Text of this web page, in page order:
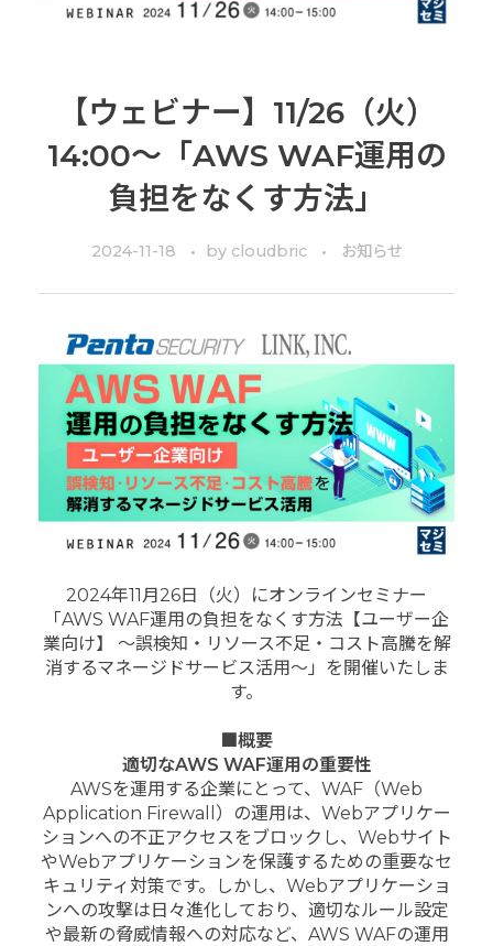
【ウェビナー】11/26（火）
14:00～「AWS WAF運用の
負担をなくす方法」
2024-11-18 by cloudbric お知らせ
2024年11月26日（火）にオンラインセミナー
「AWS WAF運用の負担をなくす方法【ユーザー企
業向け】 〜誤検知・リソース不足・コスト高騰を解
消するマネージドサービス活用〜」を開催いたしま
す。
■概要
適切なAWS WAF運用の重要性
AWSを運用する企業にとって、WAF（Web
Application Firewall）の運用は、Webアプリケー
ションへの不正アクセスをブロックし、Webサイト
やWebアプリケーションを保護するための重要なセ
キュリティ対策です。しかし、Webアプリケーショ
ンへの攻撃は日々進化しており、適切なルール設定
や最新の脅威情報への対応など、AWS WAFの運用